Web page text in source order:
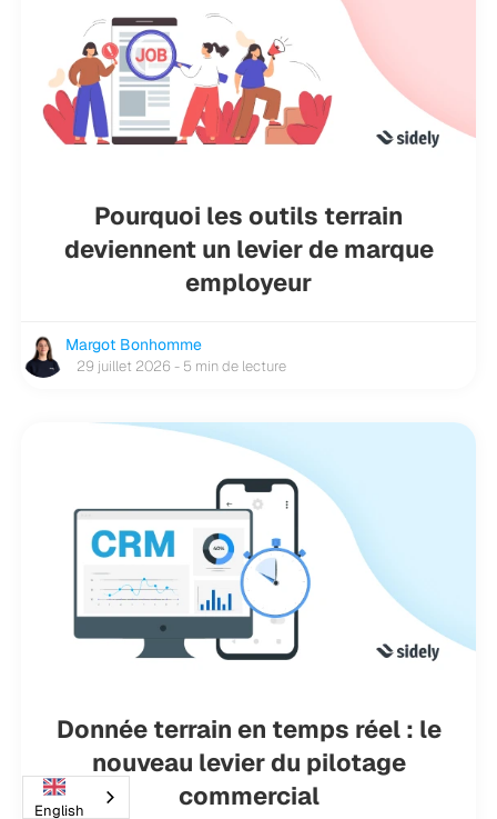
Pourquoi les outils terrain
deviennent un levier de marque
employeur
Margot Bonhomme
29 juillet 2026 - 5 min de lecture
Donnée terrain en temps réel : le
nouveau levier du pilotage
commercial
English